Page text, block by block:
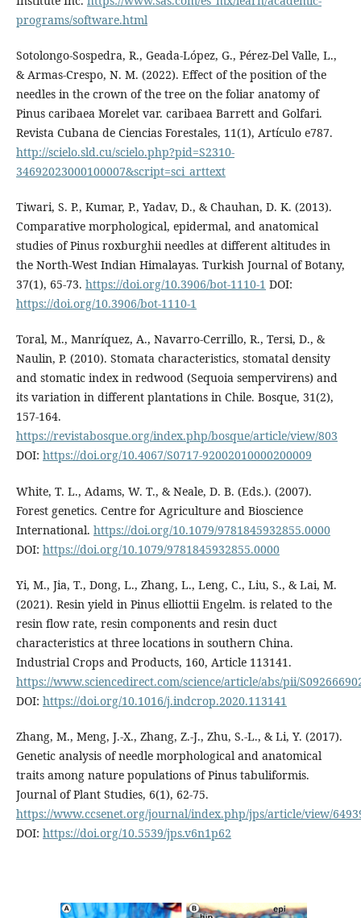
programs/software.html
Sotolongo-Sospedra, R., Geada-López, G., Pérez-Del Valle, L.,
& Armas-Crespo, N. M. (2022). Effect of the position of the
needles in the crown of the tree on the foliar anatomy of
Pinus caribaea Morelet var. caribaea Barrett and Golfari.
Revista Cubana de Ciencias Forestales, 11(1), Artículo e787.
http://scielo.sld.cu/scielo.php?pid=S2310-
34692023000100007&script=sci_arttext
Tiwari, S. P., Kumar, P., Yadav, D., & Chauhan, D. K. (2013).
Comparative morphological, epidermal, and anatomical
studies of Pinus roxburghii needles at different altitudes in
the North-West Indian Himalayas. Turkish Journal of Botany,
37(1), 65-73. https://doi.org/10.3906/bot-1110-1 DOI:
https://doi.org/10.3906/bot-1110-1
Toral, M., Manríquez, A., Navarro-Cerrillo, R., Tersi, D., &
Naulin, P. (2010). Stomata characteristics, stomatal density
and stomatic index in redwood (Sequoia sempervirens) and
its variation in different plantations in Chile. Bosque, 31(2),
157-164.
https://revistabosque.org/index.php/bosque/article/view/803
DOI: https://doi.org/10.4067/S0717-92002010000200009
White, T. L., Adams, W. T., & Neale, D. B. (Eds.). (2007).
Forest genetics. Centre for Agriculture and Bioscience
International. https://doi.org/10.1079/9781845932855.0000
DOI: https://doi.org/10.1079/9781845932855.0000
Yi, M., Jia, T., Dong, L., Zhang, L., Leng, C., Liu, S., & Lai, M.
(2021). Resin yield in Pinus elliottii Engelm. is related to the
resin flow rate, resin components and resin duct
characteristics at three locations in southern China.
Industrial Crops and Products, 160, Article 113141.
https://www.sciencedirect.com/science/article/abs/pii/
DOI: https://doi.org/10.1016/j.indcrop.2020.113141
Zhang, M., Meng, J.-X., Zhang, Z.-J., Zhu, S.-L., & Li, Y. (2017).
Genetic analysis of needle morphological and anatomical
traits among nature populations of Pinus tabuliformis.
Journal of Plant Studies, 6(1), 62-75.
https://www.ccsenet.org/journal/index.php/jps/article/view/
DOI: https://doi.org/10.5539/jps.v6n1p62